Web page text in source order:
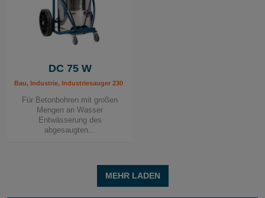
DC 75 W
Bau, Industrie, Industriesauger 230 V, Mobile Absauggeräte, Sanitär / Heizung /
Für Betonbohren mit großen
Mengen an Wasser
Entwässerung des
abgesaugten...
MEHR LADEN